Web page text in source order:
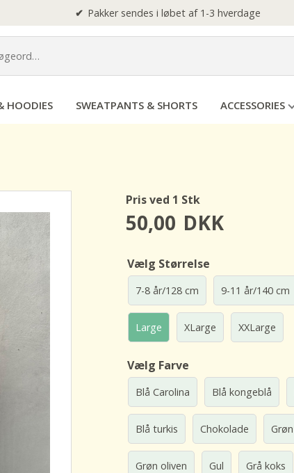
Pakker sendes i løbet af 1-3 hverdage
HOODIES SWEATPANTS & SHORTS ACCESSORIES
Pris ved 1 Stk
50,00 DKK
Vælg Størrelse
7-8 år/128 cm 9-11 år/140 cm
Large XLarge XXLarge
Vælg Farve
Blå Carolina Blå kongeblå
Blå turkis Chokolade Grøn
Grøn oliven Gul Grå koks